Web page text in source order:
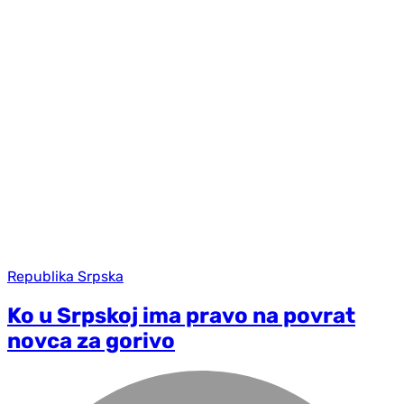
Republika Srpska
Ko u Srpskoj ima pravo na povrat
novca za gorivo